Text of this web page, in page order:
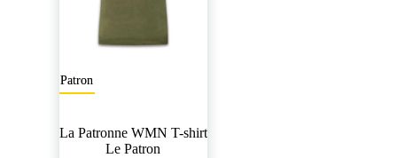
Le Patron
La Patronne WMN T-shirt
Le Patron